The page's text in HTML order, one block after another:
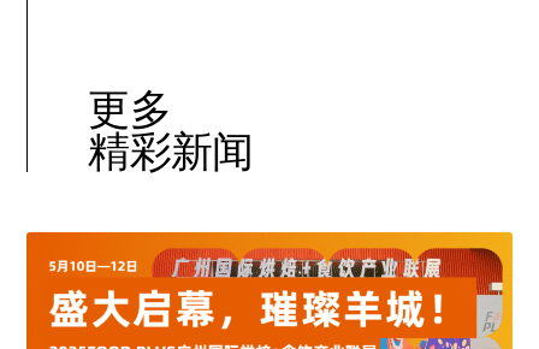
更多
精彩新闻